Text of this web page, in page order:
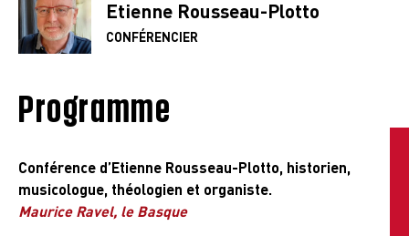
Etienne Rousseau-Plotto
CONFÉRENCIER
Programme
Conférence d’Etienne Rousseau-Plotto, historien,
musicologue, théologien et organiste.
Maurice Ravel, le Basque